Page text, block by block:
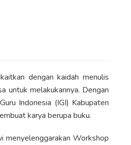
dengan kaidah menulis
untuk melakukannya. Dengan
Indonesia (IGI) Kabupaten
karya berupa buku.
menyelenggarakan Workshop